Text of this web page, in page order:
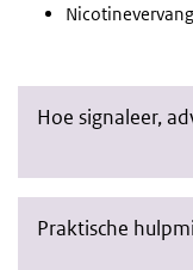
Hoe signaleer,
Praktische